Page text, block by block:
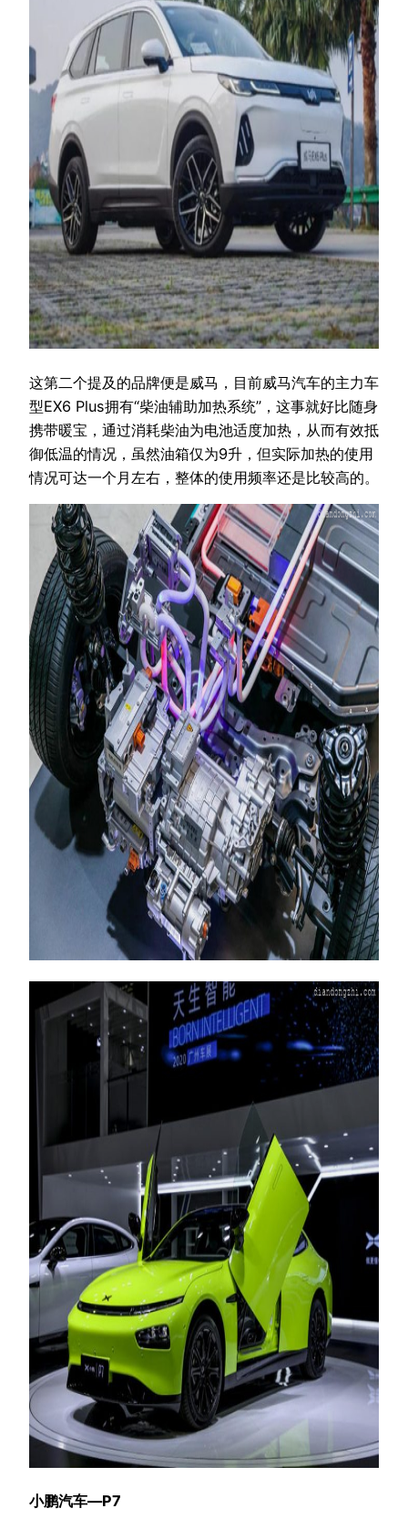
这第二个提及的品牌便是威马，目前威马汽车的主力车
型EX6 Plus拥有“柴油辅助加热系统”，这事就好比随身
携带暖宝，通过消耗柴油为电池适度加热，从而有效抵
御低温的情况，虽然油箱仅为9升，但实际加热的使用
情况可达一个月左右，整体的使用频率还是比较高的。
小鹏汽车—P7